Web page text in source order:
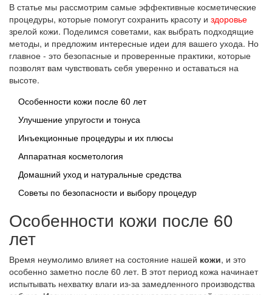
В статье мы рассмотрим самые эффективные косметические
процедуры, которые помогут сохранить красоту и здоровье
зрелой кожи. Поделимся советами, как выбрать подходящие
методы, и предложим интересные идеи для вашего ухода. Но
главное - это безопасные и проверенные практики, которые
позволят вам чувствовать себя уверенно и оставаться на
высоте.
Особенности кожи после 60 лет
Улучшение упругости и тонуса
Инъекционные процедуры и их плюсы
Аппаратная косметология
Домашний уход и натуральные средства
Советы по безопасности и выбору процедур
Особенности кожи после 60
лет
Время неумолимо влияет на состояние нашей кожи, и это
особенно заметно после 60 лет. В этот период кожа начинает
испытывать нехватку влаги из-за замедленного производства